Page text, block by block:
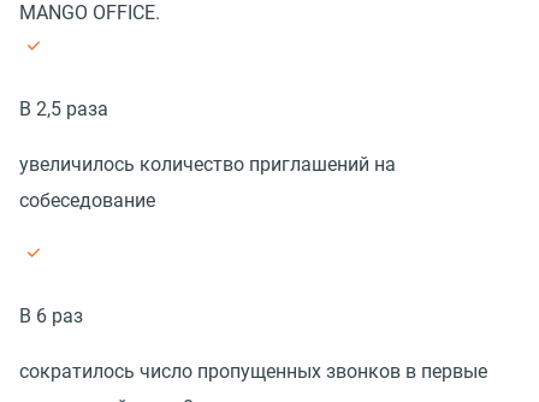
MANGO OFFICE.
В 2,5 раза
увеличилось количество приглашений на
собеседование
В 6 раз
сократилось число пропущенных звонков в первые